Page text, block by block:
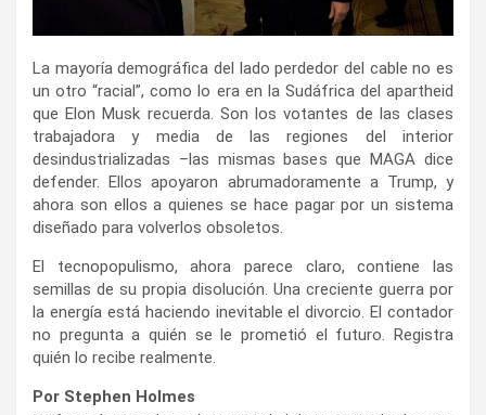
La mayoría demográfica del lado perdedor del cable no es
un otro “racial”, como lo era en la Sudáfrica del apartheid
que Elon Musk recuerda. Son los votantes de las clases
trabajadora y media de las regiones del interior
desindustrializadas –las mismas bases que MAGA dice
defender. Ellos apoyaron abrumadoramente a Trump, y
ahora son ellos a quienes se hace pagar por un sistema
diseñado para volverlos obsoletos.
El tecnopopulismo, ahora parece claro, contiene las
semillas de su propia disolución. Una creciente guerra por
la energía está haciendo inevitable el divorcio. El contador
no pregunta a quién se le prometió el futuro. Registra
quién lo recibe realmente.
Por Stephen Holmes